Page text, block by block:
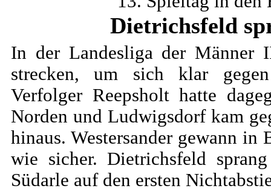
Dietrichsfeld
In der Landesliga der Männer
strecken, um sich klar gegen
Verfolger Reepsholt hatte
Norden und Ludwigsdorf kam
hinaus. Westersander gewann in
wie sicher. Dietrichsfeld
Südarle auf den ersten